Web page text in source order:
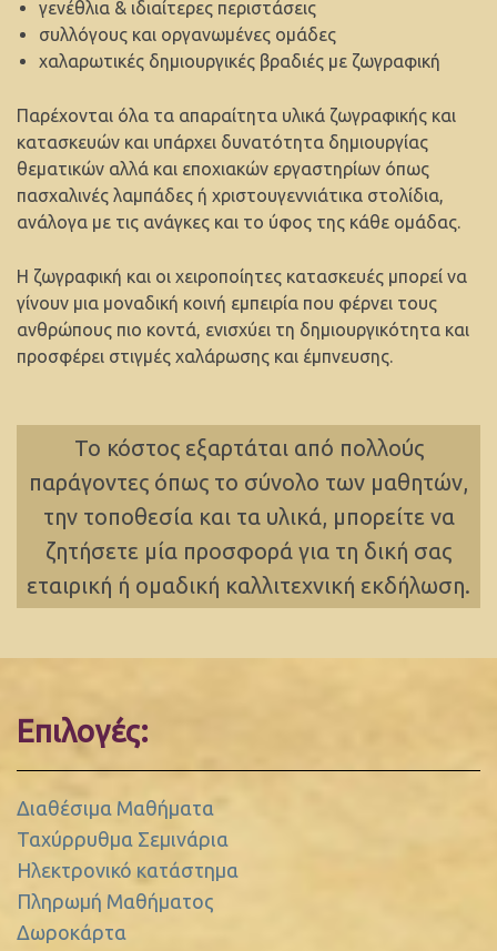
γενέθλια & ιδιαίτερες περιστάσεις
συλλόγους και οργανωμένες ομάδες
χαλαρωτικές δημιουργικές βραδιές με ζωγραφική
Παρέχονται όλα τα απαραίτητα υλικά ζωγραφικής και
κατασκευών και υπάρχει δυνατότητα δημιουργίας
θεματικών αλλά και εποχιακών εργαστηρίων όπως
πασχαλινές λαμπάδες ή χριστουγεννιάτικα στολίδια,
ανάλογα με τις ανάγκες και το ύφος της κάθε ομάδας.
Η ζωγραφική και οι χειροποίητες κατασκευές μπορεί να
γίνουν μια μοναδική κοινή εμπειρία που φέρνει τους
ανθρώπους πιο κοντά, ενισχύει τη δημιουργικότητα και
προσφέρει στιγμές χαλάρωσης και έμπνευσης.
Το κόστος εξαρτάται από πολλούς
παράγοντες όπως το σύνολο των μαθητών,
την τοποθεσία και τα υλικά, μπορείτε να
ζητήσετε μία προσφορά για τη δική σας
εταιρική ή ομαδική καλλιτεχνική εκδήλωση.
Επιλογές:
Διαθέσιμα Μαθήματα
Ταχύρρυθμα Σεμινάρια
Ηλεκτρονικό κατάστημα
Πληρωμή Μαθήματος
Δωροκάρτα